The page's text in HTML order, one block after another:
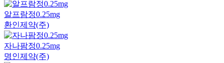
알프람정0.25mg
환인제약(주)
자나팜정0.25mg
명인제약(주)